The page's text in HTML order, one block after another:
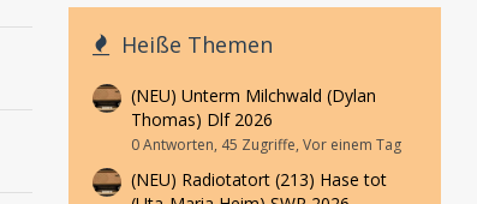
Heiße Themen
(NEU) Unterm Milchwald (Dylan
Thomas) Dlf 2026
0 Antworten, 45 Zugriffe, Vor einem Tag
(NEU) Radiotatort (213) Hase tot